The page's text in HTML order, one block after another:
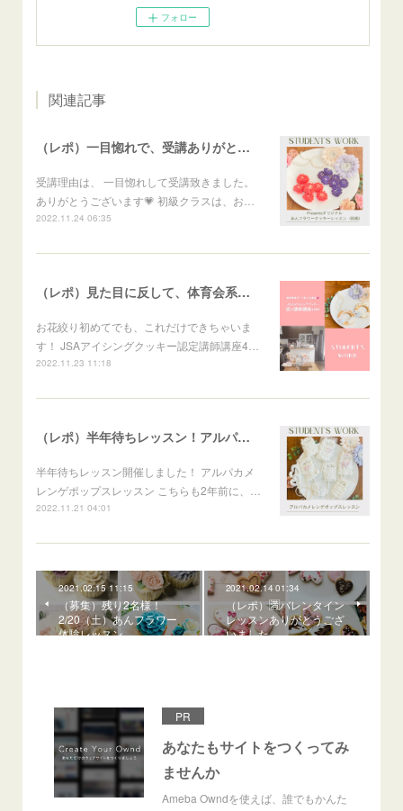
フォロー
関連記事
（レポ）一目惚れで、受講ありがとうございます🙏
受講理由は、 一目惚れして受講致きました。
ありがとうございます💗 初級クラスは、お…
2022.11.24 06:35
（レポ）見た目に反して、体育会系な回（笑）
お花絞り初めてでも、これだけできちゃいま
す！ JSAアイシングクッキー認定講師講座4…
2022.11.23 11:18
（レポ）半年待ちレッスン！アルパカメレンゲポップス
半年待ちレッスン開催しました！ アルパカメ
レンゲポップスレッスン こちらも2年前に、…
2022.11.21 04:01
2021.02.15 11:15
（募集）残り2名様！
2/20（土）あんフラワー
体験レッスン
2021.02.14 01:34
（レポ）🈵バレンタイン
レッスンありがとうござ
いました
PR
あなたもサイトをつくってみ
ませんか
Ameba Owndを使えば、誰でもかんた